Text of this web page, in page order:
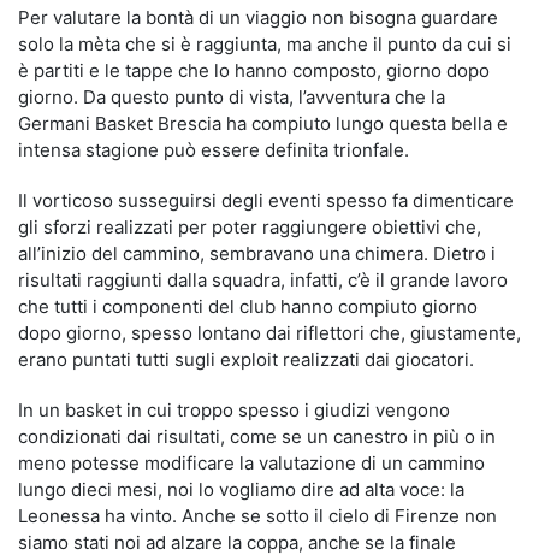
Per valutare la bontà di un viaggio non bisogna guardare
solo la mèta che si è raggiunta, ma anche il punto da cui si
è partiti e le tappe che lo hanno composto, giorno dopo
giorno. Da questo punto di vista, l’avventura che la
Germani Basket Brescia ha compiuto lungo questa bella e
intensa stagione può essere definita trionfale.
Il vorticoso susseguirsi degli eventi spesso fa dimenticare
gli sforzi realizzati per poter raggiungere obiettivi che,
all’inizio del cammino, sembravano una chimera. Dietro i
risultati raggiunti dalla squadra, infatti, c’è il grande lavoro
che tutti i componenti del club hanno compiuto giorno
dopo giorno, spesso lontano dai riflettori che, giustamente,
erano puntati tutti sugli exploit realizzati dai giocatori.
In un basket in cui troppo spesso i giudizi vengono
condizionati dai risultati, come se un canestro in più o in
meno potesse modificare la valutazione di un cammino
lungo dieci mesi, noi lo vogliamo dire ad alta voce: la
Leonessa ha vinto. Anche se sotto il cielo di Firenze non
siamo stati noi ad alzare la coppa, anche se la finale